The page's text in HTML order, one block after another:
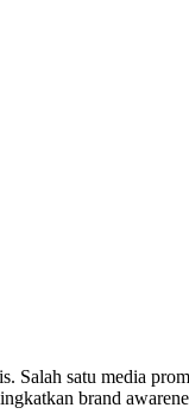
satu media
brand